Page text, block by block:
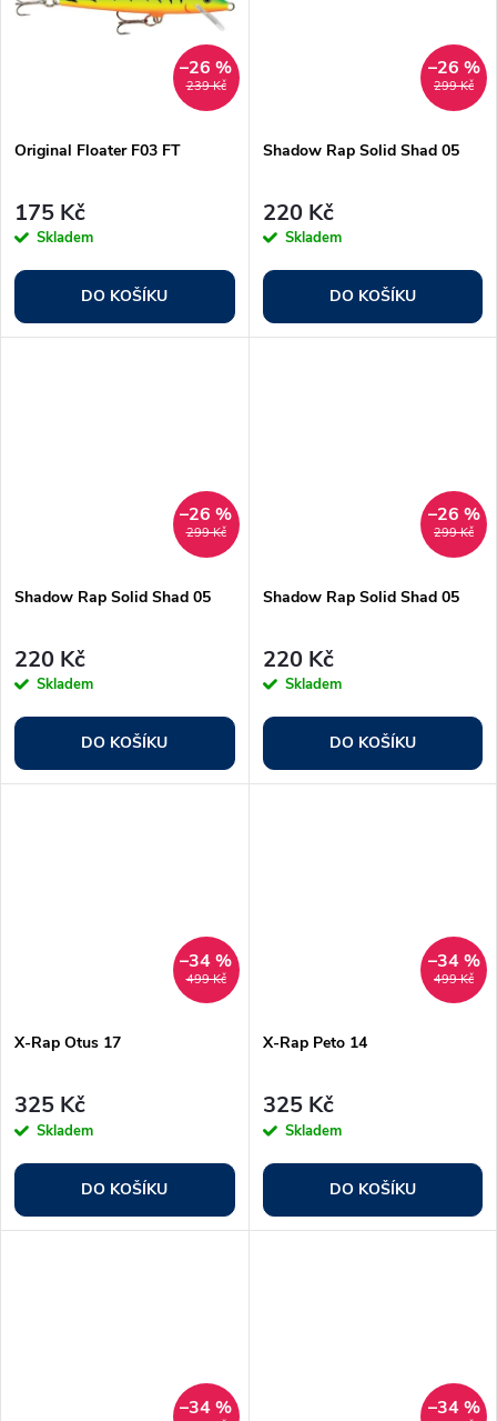
k
ů
239 Kč
–26 %
Original Floater F03 FT
175 Kč
Skladem
DO KOŠÍKU
299 Kč
–26 %
Shadow Rap Solid Shad 05
220 Kč
Skladem
DO KOŠÍKU
299 Kč
–26 %
Shadow Rap Solid Shad 05
220 Kč
Skladem
DO KOŠÍKU
299 Kč
–26 %
Shadow Rap Solid Shad 05
220 Kč
Skladem
DO KOŠÍKU
499 Kč
–34 %
X-Rap Otus 17
325 Kč
Skladem
DO KOŠÍKU
499 Kč
–34 %
X-Rap Peto 14
325 Kč
Skladem
DO KOŠÍKU
–34 % –34 %